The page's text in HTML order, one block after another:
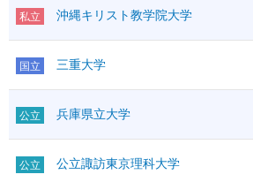
私立 沖縄キリスト教学院大学
国立 三重大学
公立 兵庫県立大学
公立 公立諏訪東京理科大学